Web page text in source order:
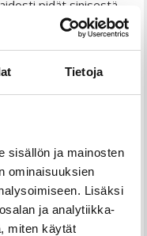
Tietoja
sisällön ja mainosten
ominaisuuksien
Lisäksi
ja analytiikka-
miten käytät
pidät sinisestä
keltaista”, L’Orange